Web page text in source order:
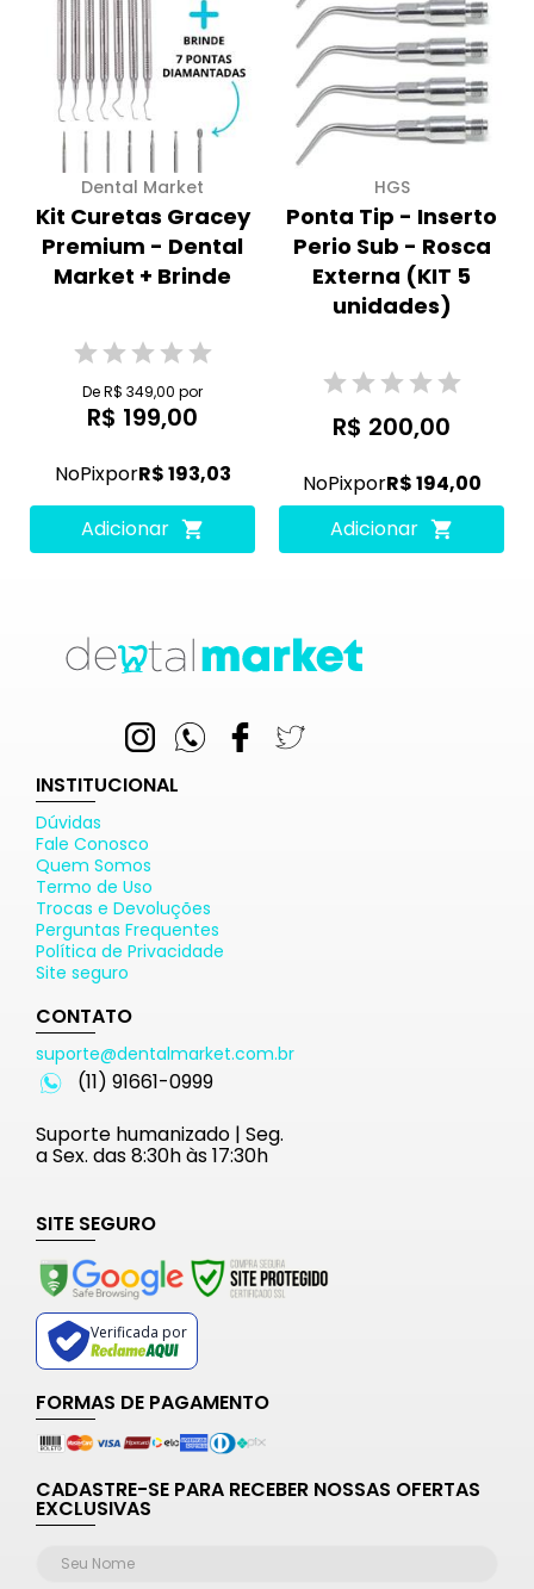
Dental Market
Kit Curetas Gracey
Premium - Dental
Market + Brinde
De R$ 349,00 por
R$ 199,00
NoPixporR$ 193,03
Adicionar
HGS
Ponta Tip - Inserto
Perio Sub - Rosca
Externa (KIT 5
unidades)
R$ 200,00
NoPixporR$ 194,00
Adicionar
INSTITUCIONAL
Dúvidas
Fale Conosco
Quem Somos
Termo de Uso
Trocas e Devoluções
Perguntas Frequentes
Política de Privacidade
Site seguro
CONTATO
suporte@dentalmarket.com.br
(11) 91661-0999
Suporte humanizado | Seg.
a Sex. das 8:30h às 17:30h
SITE SEGURO
Verificada por
FORMAS DE PAGAMENTO
CADASTRE-SE PARA RECEBER NOSSAS OFERTAS
EXCLUSIVAS